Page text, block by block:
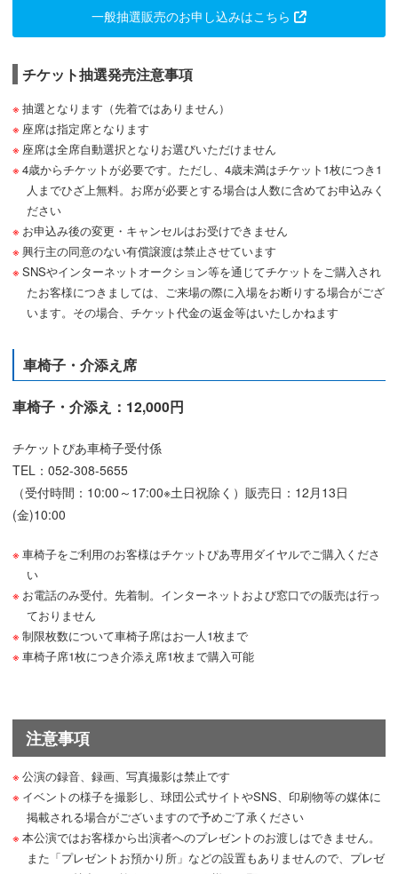
一般抽選販売のお申し込みはこちら
チケット抽選発売注意事項
抽選となります（先着ではありません）
座席は指定席となります
座席は全席自動選択となりお選びいただけません
4歳からチケットが必要です。ただし、4歳未満はチケット1枚につき1
人までひざ上無料。お席が必要とする場合は人数に含めてお申込みく
ださい
お申込み後の変更・キャンセルはお受けできません
興行主の同意のない有償譲渡は禁止させています
SNSやインターネットオークション等を通じてチケットをご購入され
たお客様につきましては、ご来場の際に入場をお断りする場合がござ
います。その場合、チケット代金の返金等はいたしかねます
車椅子・介添え席
車椅子・介添え：12,000円
チケットぴあ車椅子受付係
TEL：052-308-5655
（受付時間：10:00～17:00※土日祝除く）販売日：12月13日
(金)10:00
車椅子をご利用のお客様はチケットぴあ専用ダイヤルでご購入くださ
い
お電話のみ受付。先着制。インターネットおよび窓口での販売は行っ
ておりません
制限枚数について車椅子席はお一人1枚まで
車椅子席1枚につき介添え席1枚まで購入可能
注意事項
公演の録音、録画、写真撮影は禁止です
イベントの様子を撮影し、球団公式サイトやSNS、印刷物等の媒体に
掲載される場合がございますので予めご了承ください
本公演ではお客様から出演者へのプレゼントのお渡しはできません。
また「プレゼントお預かり所」などの設置もありませんので、プレゼ